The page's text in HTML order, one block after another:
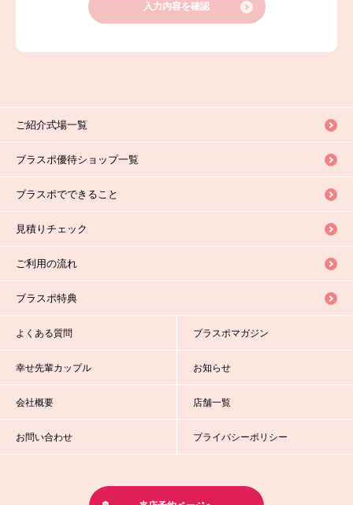
入力内容を確認
ご紹介式場一覧
ブラスポ優待ショップ一覧
ブラスポでできること
見積りチェック
ご利用の流れ
ブラスポ特典
よくある質問 ブラスポマガジン
幸せ先輩カップル お知らせ
会社概要 店舗一覧
お問い合わせ プライバシーポリシー